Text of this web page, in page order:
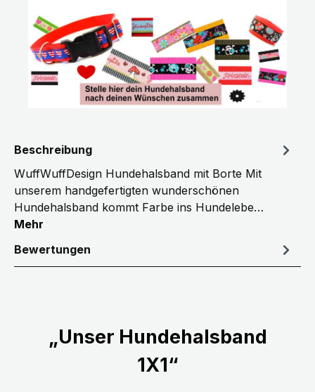
Beschreibung
WuffWuffDesign Hundehalsband mit Borte Mit
unserem handgefertigten wunderschönen
Hundehalsband kommt Farbe ins Hundelebe…
Mehr
Bewertungen
„Unser Hundehalsband
1X1“